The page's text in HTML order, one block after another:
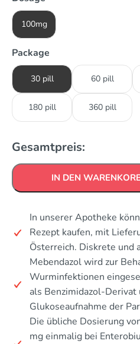
100mg
Package
30 pill 60 pill
180 pill 360 pill
Gesamtpreis:
IN DEN
In unserer Apotheke
Rezept kaufen, mit
Österreich. Diskrete und
Mebendazol wird zur
Wurminfektionen
als Benzimidazol-Derivat
Glukoseaufnahme der
Die übliche Dosierung
mg einmalig bei